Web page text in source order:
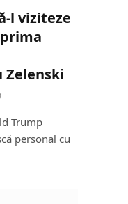
l viziteze
Zelenski
Trump
personal cu